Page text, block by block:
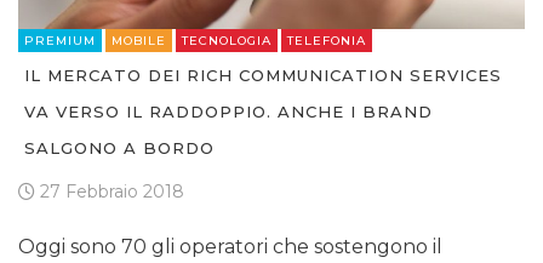
PREMIUM MOBILE TECNOLOGIA TELEFONIA
IL MERCATO DEI RICH COMMUNICATION SERVICES
VA VERSO IL RADDOPPIO. ANCHE I BRAND
SALGONO A BORDO
27 Febbraio 2018
Oggi sono 70 gli operatori che sostengono il